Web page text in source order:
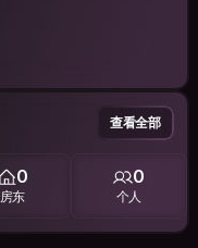
查看全部
0
房东
0
个人